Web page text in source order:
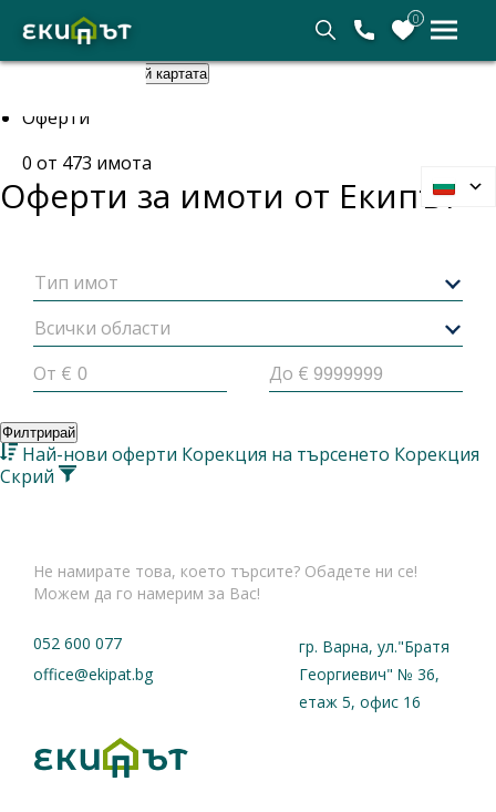
0
Скрий картата
Оферти
0 от 473 имота
Оферти за имоти от Екипът
Тип имот
Всички области
От €
До €
Филтрирай
Най-нови оферти Корекция на търсенето Корекция
Скрий
Не намирате това, което търсите? Обадете ни се!
Можем да го намерим за Вас!
052 600 077
office@ekipat.bg
гр. Варна, ул."Братя
Георгиевич" № 36,
етаж 5, офис 16